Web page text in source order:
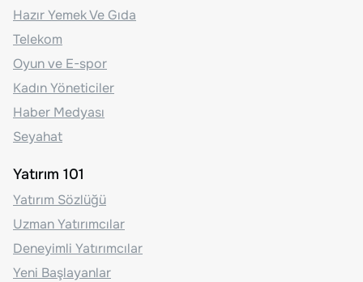
Hazır Yemek Ve Gıda
Telekom
Oyun ve E-spor
Kadın Yöneticiler
Haber Medyası
Seyahat
Yatırım 101
Yatırım Sözlüğü
Uzman Yatırımcılar
Deneyimli Yatırımcılar
Yeni Başlayanlar